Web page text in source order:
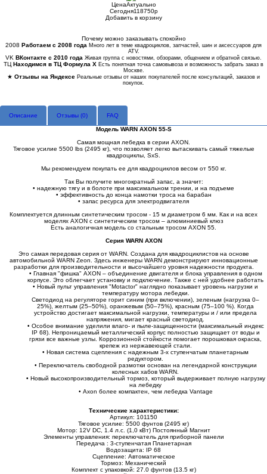
ЦенаАктуально
Сегодня118750p
Добавить в корзину
Почему можно заказывать спокойно
2008 Работаем с 2008 года Много лет в теме квадроциклов, запчастей, шин и аксессуаров для
ATV.
VK ВКонтакте с 2010 года Живая группа с новостями, обзорами, общением и обратной связью.
ТЦ Находимся в ТЦ Формула Х Есть понятная точка самовывоза и возможность забрать заказ в
Москве.
★ Отзывы на Яндексе Реальные отзывы от наших покупателей после консультаций, заказов и
покупок.
Описание Отзывы (0) FAQ
Модель WARN AXON 55-S
Cамая мощная лебедка в серии AXON.
Тяговое усилие 5500 lbs (2495 кг), что позволяет легко вытаскивать самый тяжелые
квадроциклы, SxS.
Мы рекомендуем покупать ее для квадроциклов весом от 550 кг.
Так Вы получите многократный запас, а значит:
• надежную тягу и в болоте при максимальном трении, и на подъеме
• эффективность до конца намотки троса на барабан
• запас ресурса для электродвигателя
Комплектуется длинным синтетическим тросом - 15 м диаметром 6 мм. Как и на всех
моделях AXON с синтетическим тросом – алюминиевый клюз
Есть аналогичная модель со стальным тросом AXON 55.
Серия WARN AXON
Это самая передовая серия от WARN. Создана для квадроциклистов на основе
автомобильной WARN Zeon. Здесь инженеры WARN демонстрируют инновационные
разработки для производительности и высочайшего уровня надежности продукта.
• Главная "фишка" AXON – объединение двигателя и блока управления в одном
корпусе. Это облегчает установку и подключение. Также с ней удобнее работать
• Новый пульт управления "Motactor" наглядно показывает уровень нагрузки и
температуру мотора лебедки.
Светодиод на регуляторе горит синим (при включении), зеленым (нагрузка 0–
25%), желтым (25–50%), оранжевым (50–75%), красным (75–100 %). Когда
устройство достигает максимальной нагрузки, температуры и / или предела
напряжения, мигает красный светодиод.
• Особое внимание уделили влаго- и пыле-защищенности (максимальный индекс
IP 68). Непроницаемый металлический корпус полностью защищает от воды и
грязи все важные узлы. Коррозионной стойкости помогает порошковая окраска,
крепеж из нержавеющей стали.
• Новая система сцепления с надежным 3-х ступенчатым планетарным
редуктором.
• Переключатель свободной размотки основан на легендарной конструкции
колесных хабов WARN.
• Новый высокопроизводительный тормоз, который выдерживает полную нагрузку
на лебедку
• Axon более компактен, чем лебедка Vantage
Технические характеристики:
Артикул: 101150
Тяговое усилие: 5500 фунтов (2495 кг)
Мотор: 12V DC, 1.4 л.с. (1,0 кВт) Постоянный Магнит
Элементы управления: переключатель для приборной панели
Передача : 3-ступенчатая Планетарная
Водозащита: IP 68
Сцепление: Автоматическое
Тормоз: Механический
Комплект с упаковкой: 27.0 фунтов (13.5 кг)